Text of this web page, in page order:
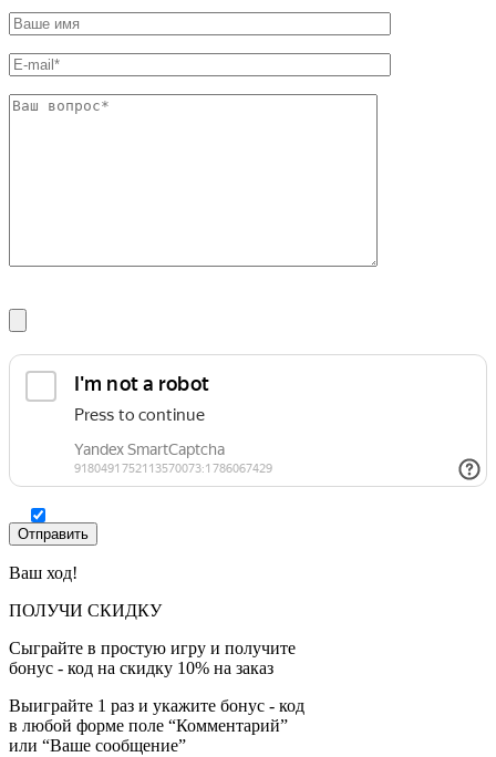
Ваш ход!
ПОЛУЧИ СКИДКУ
Сыграйте в простую игру и получите
бонус - код на скидку 10% на заказ
Выиграйте 1 раз и укажите бонус - код
в любой форме поле “Комментарий”
или “Ваше сообщение”